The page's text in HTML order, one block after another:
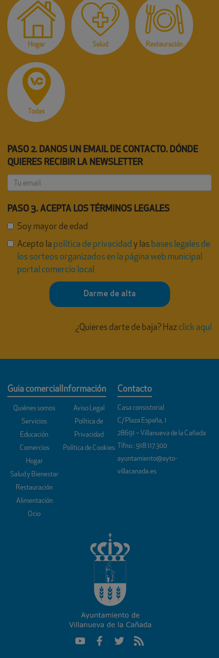
Hogar Salud Restauración
Todas
PASO 2. DANOS UN EMAIL DE CONTACTO. DÓNDE
QUIERES RECIBIR LA NEWSLETTER
PASO 3. ACEPTA LOS TÉRMINOS LEGALES
Soy mayor de edad
Acepto la política de privacidad y las bases legales de
los sorteos organizados en la página web municipal
portal comercio local
Darme de alta
¿Quieres darte de baja? Haz click aquí
Guia comercial
Quiénes somos
Servicios
Educación
Comercios
Hogar
Salud y Bienestar
Restauración
Alimentación
Ocio
Información
Aviso Legal
Política de
Privacidad
Política de Cookies
Contacto
Casa consistorial
C/ Plaza España, 1
28691 – Villanueva de la Cañada
Tlfno.: 918 117 300
ayuntamiento@ayto-
villacanada.es